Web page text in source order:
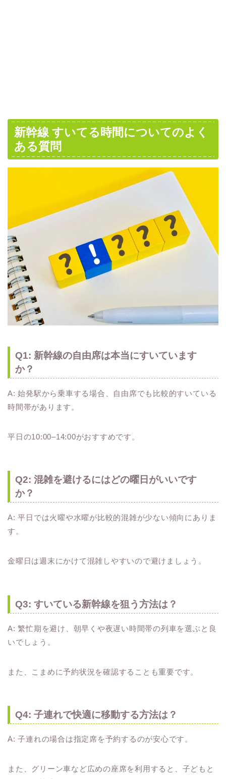
新幹線 すいてる時間についてのよく
ある質問
Q1: 新幹線の自由席は本当にすいています
か？
A: 始発駅から乗車する場合、自由席でも比較的すいている
時間帯があります。
平日の10:00–14:00がおすすめです。
Q2: 混雑を避けるにはどの曜日がいいです
か？
A: 平日では火曜や水曜が比較的混雑が少ない傾向にありま
す。
金曜日は週末にかけて混雑しやすいので避けましょう。
Q3: すいている新幹線を狙う方法は？
A: 繁忙期を避け、朝早くや夜遅い時間帯の列車を選ぶと良
いでしょう。
また、こまめに予約状況を確認することも重要です。
Q4: 子連れで快適に移動する方法は？
A: 子連れの場合は指定席を予約するのが安心です。
また、グリーン車など広めの座席を利用すると、子どもと